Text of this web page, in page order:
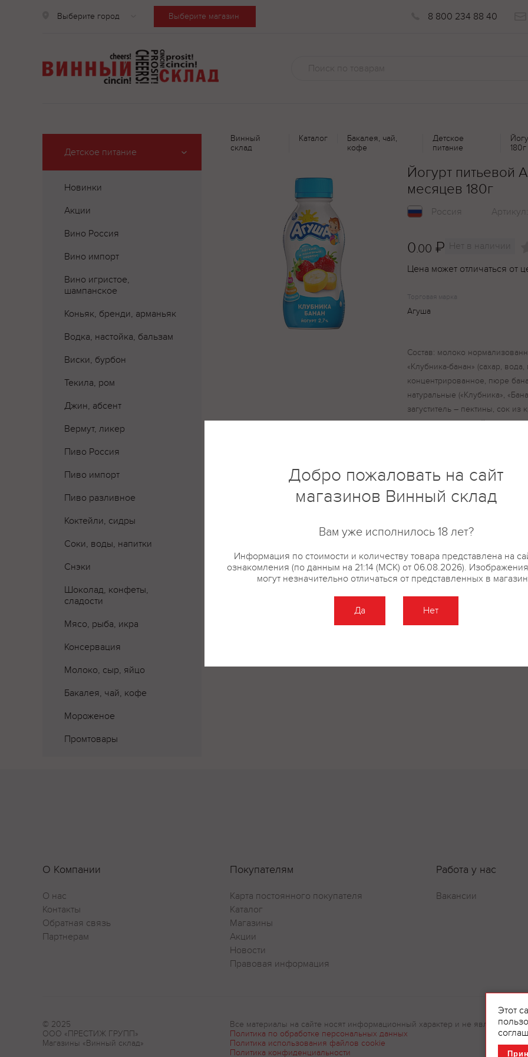
Выберите город Выберите магазин 8 800 234 88 40
Детское питание
Новинки
Акции
Вино Россия
Вино импорт
Вино игристое,
шампанское
Коньяк, бренди, арманьяк
Водка, настойка, бальзам
Виски, бурбон
Текила, ром
Джин, абсент
Вермут, ликер
Пиво Россия
Пиво импорт
Пиво разливное
Коктейли, сидры
Соки, воды, напитки
Снэки
Шоколад, конфеты,
сладости
Мясо, рыба, икра
Консервация
Молоко, сыр, яйцо
Бакалея, чай, кофе
Мороженое
Промтовары
Винный
склад
Каталог
Бакалея, чай,
кофе
Детское
питание
180г
Йогурт питьевой
месяцев 180г
Россия Артикул:
0.00 ₽ Нет в наличии
Цена может отличаться от
Торговая марка
Агуша
Состав: молоко
«Клубника-банан» (сахар,
концентрированное, пюре
натуральные («Клубника»,
загуститель – пектины, сок из
концентрированный, сок
О Компании
О нас
Контакты
Обратная связь
Партнерам
Покупателям
Карта постоянного покупателя
Каталог
Магазины
Акции
Новости
Правовая информация
Работа у нас
Вакансии
© 2025
ООО «ПРЕСТИЖ ГРУПП»
Магазины «Винный склад»
Все материалы на сайте носят информационный характер и не являются
Политика по обработке персональных данных
Политика использования файлов cookie
Политика конфиденциальности
Этот
Добро пожаловать на сайт
магазинов Винный склад
Вам уже исполнилось 18 лет?
Информация по стоимости и количеству товара представлена на
ознакомления (по данным на 21:14 (МСК) от 06.08.2026).
могут незначительно отличаться от представленных в
Да Нет